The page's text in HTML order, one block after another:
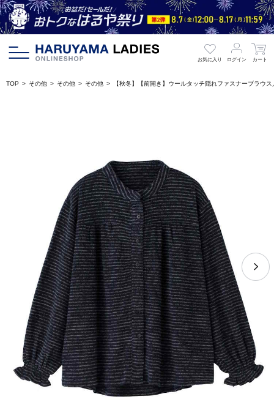
お気に入り ログイン カート
TOP その他 その他 その他 【秋冬】【前開き】ウールタッチ隠れファスナーブラ